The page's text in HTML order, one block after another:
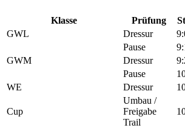
Klasse Prüfung
GWL
Dressur
Pause
GWM
Dressur
Pause
WE
Dressur
Cup
Umbau /
Freigabe
Trail